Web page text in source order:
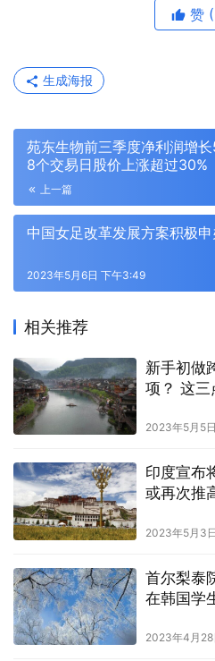
赞
生成海报
苑东生物前三季度净利润增
8个交易日股价上涨超过30%
上一篇
中国女足改革发展方案积极
2023年5月6日 下午3:49
相关推荐
新手初做
项？ 这三
2023年5月5日
印度宣布
或再次推
2023年5月3日
首尔梨泰
在韩国学
2023年4月28